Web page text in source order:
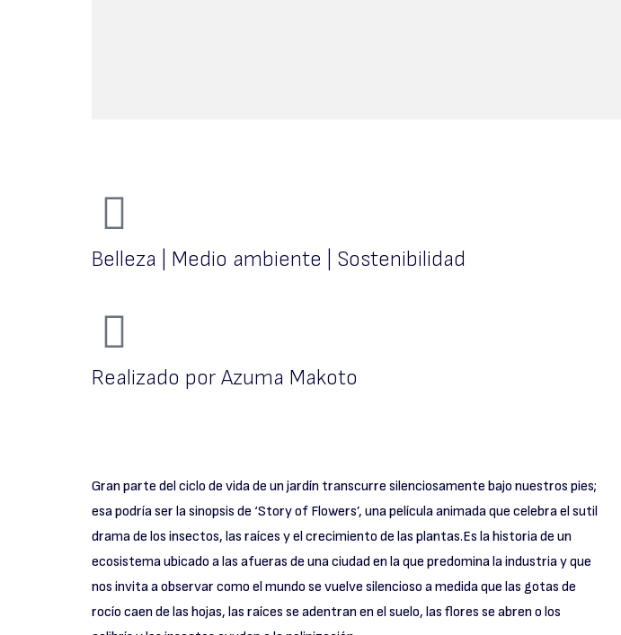
Belleza | Medio ambiente | Sostenibilidad
Realizado por Azuma Makoto
Gran parte del ciclo de vida de un jardín transcurre silenciosamente bajo nuestros pies;
esa podría ser la sinopsis de ‘Story of Flowers’, una película animada que celebra el sutil
drama de los insectos, las raíces y el crecimiento de las plantas.Es la historia de un
ecosistema ubicado a las afueras de una ciudad en la que predomina la industria y que
nos invita a observar como el mundo se vuelve silencioso a medida que las gotas de
rocío caen de las hojas, las raíces se adentran en el suelo, las flores se abren o los